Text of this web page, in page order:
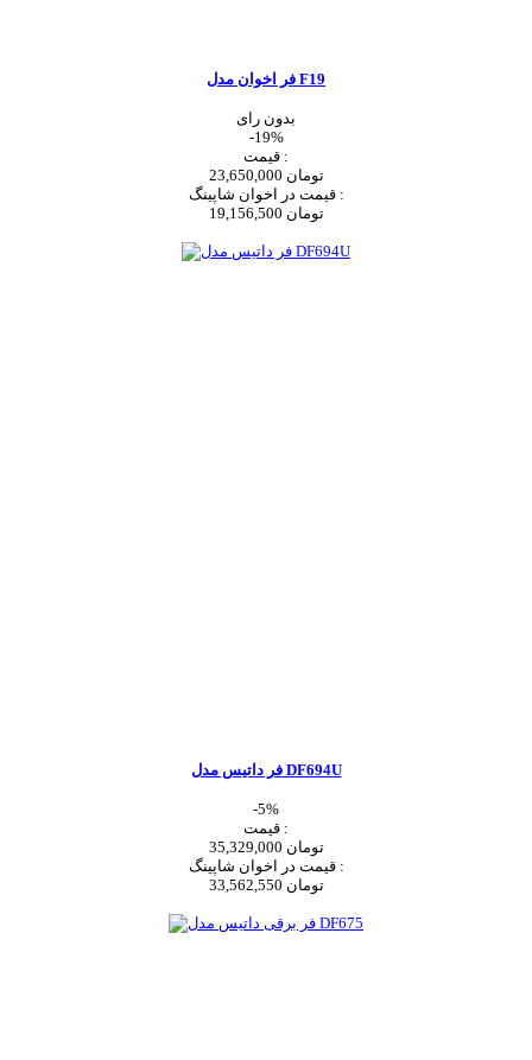
فر اخوان مدل F19
بدون رای
-19%
قیمت :
23,650,000 تومان
قیمت در اخوان شاپینگ :
19,156,500 تومان
فر داتیس مدل DF694U
-5%
قیمت :
35,329,000 تومان
قیمت در اخوان شاپینگ :
33,562,550 تومان